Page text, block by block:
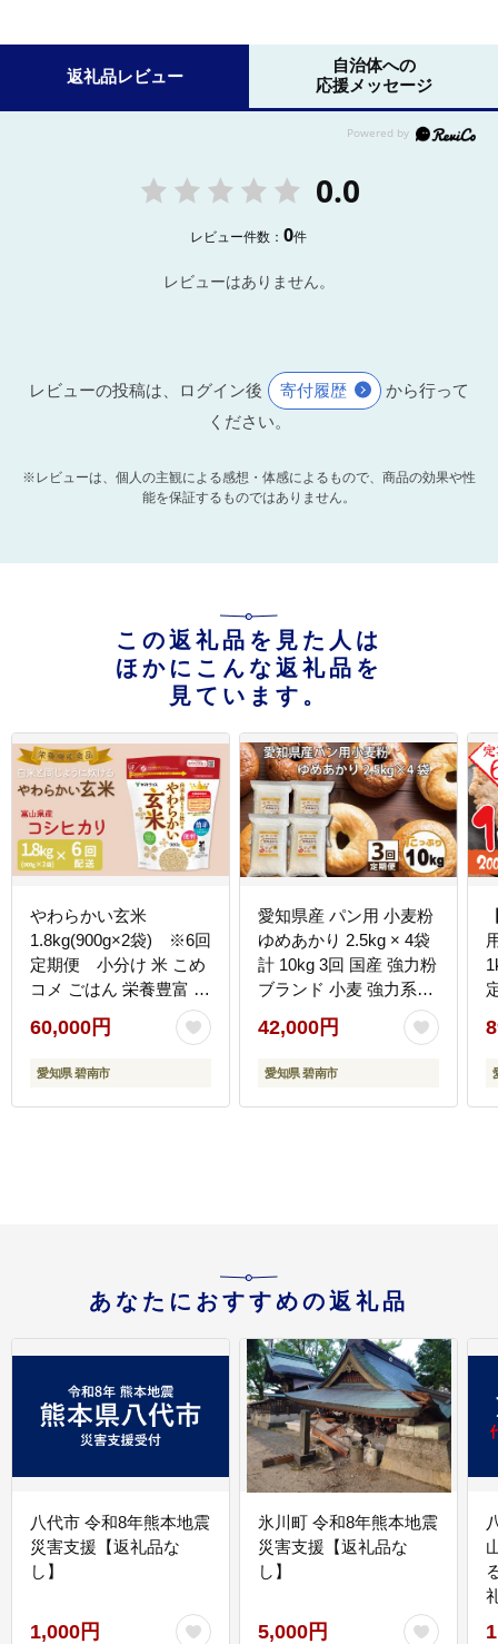
返礼品レビュー
自治体への
応援メッセージ
0.0
レビュー件数：0件
レビューはありません。
レビューの投稿は、ログイン後 寄付履歴
から行って
ください。
※レビューは、個人の主観による感想・体感によるもので、商品の効果や性
能を保証するものではありません。
この返礼品を見た人は
ほかにこんな返礼品を
見ています。
やわらかい玄米
1.8kg(900g×2袋) ※6回
定期便 小分け 米 こめ
コメ ごはん 栄養豊富 簡
単 便利 美容 健康 新食
感 もちもち 安心安全な
ヤマトライス H074-
60,000円
愛知県 碧南市
愛知県産 パン用 小麦粉
ゆめあかり 2.5kg × 4袋
計 10kg 3回 国産 強力粉
ブランド 小麦 強力系小
麦粉 ふわふわ もっちり
甘味 チャック付き パン
ホームベーカリー ベー
愛知県 碧南市 送料無料
42,000円
愛知県 碧南市
あなたにおすすめの返礼品
八代市 令和8年熊本地震
災害支援【返礼品な
し】
1,000円
氷川町 令和8年熊本地震
災害支援【返礼品な
し】
5,000円